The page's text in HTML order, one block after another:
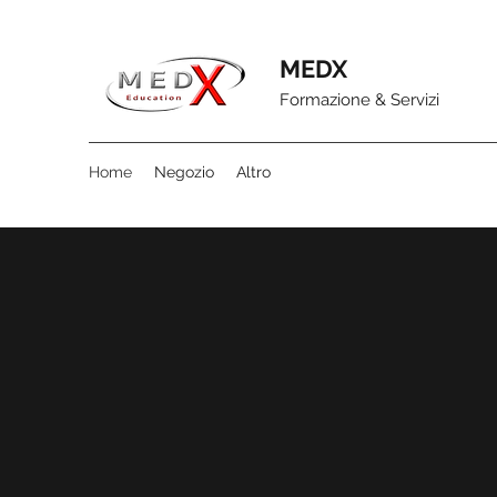
MEDX
Formazione & Servizi
Home Negozio Altro